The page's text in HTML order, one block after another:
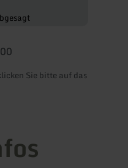
Sie bitte auf das